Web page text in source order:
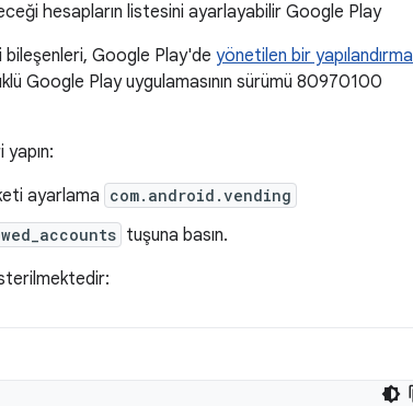
hesapların listesini ayarlayabilir Google Play
Google Play'de yönetilen bir yapılandırma
Google Play uygulamasının sürümü 80970100
yapın:
ayarlama com.android.vending
tuşuna basın.